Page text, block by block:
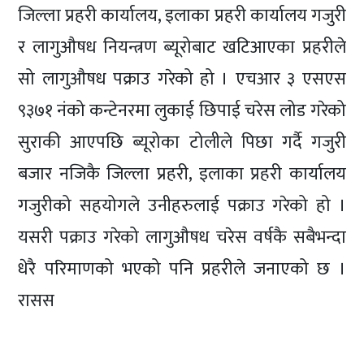
जिल्ला प्रहरी कार्यालय, इलाका प्रहरी कार्यालय गजुरी
र लागुऔषध नियन्त्रण ब्यूरोबाट खटिआएका प्रहरीले
सो लागुऔषध पक्राउ गरेको हो । एचआर ३ एसएस
९३७१ नंको कन्टेनरमा लुकाई छिपाई चरेस लोड गरेको
सुराकी आएपछि ब्यूरोका टोलीले पिछा गर्दै गजुरी
बजार नजिकै जिल्ला प्रहरी, इलाका प्रहरी कार्यालय
गजुरीको सहयोगले उनीहरुलाई पक्राउ गरेको हो ।
यसरी पक्राउ गरेको लागुऔषध चरेस वर्षकै सबैभन्दा
धेरै परिमाणको भएको पनि प्रहरीले जनाएको छ ।
रासस